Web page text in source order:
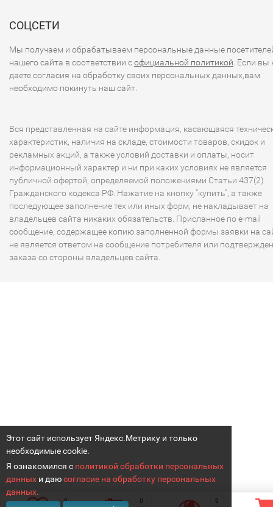
Этот сайт использует Яндекс.Метрику и только
необходимые cookie.
Я ознакомился с политикой обработки персональных
данных и даюсогласие на обработку персональных
данных.
СОЦСЕТИ
Мы получаем и обрабатываем персональные данные
нашего сайта в соответствии софициальной политикой . Если вы
даете согласия на обработку своих персональных данных,вам
необходимо покинуть наш сайт.
Вся представленная на сайте информация, касающаяся
характеристик, наличия на складе, стоимости товаров, скидок и
рекламных акций, а также условий доставки и оплаты, носит
информационный характер и ни при каких условиях не является
публичной офертой, определяемой положениями Статьи 437(2)
Гражданского кодекса РФ. Нажатие на кнопку "купить", а также
последующее заполнение тех или иных форм, не накладывает на
владельцев сайта никаких обязательств. Присланное по e-mail
сообщение, содержащее копию заполненной формы заявки на
не является ответом на сообщение потребителя или
заказа со стороны владельцев сайта.
0 0 0